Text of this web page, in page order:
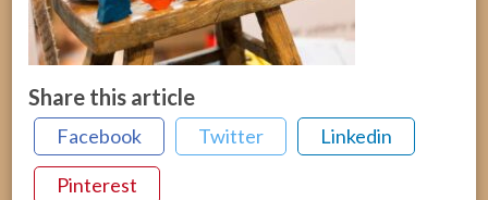
Share this article
Facebook Twitter Linkedin
Pinterest